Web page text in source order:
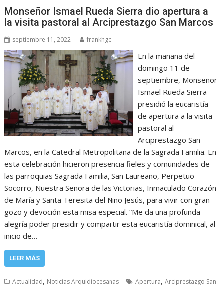
Monseñor Ismael Rueda Sierra dio apertura a
la visita pastoral al Arciprestazgo San Marcos
septiembre 11, 2022 frankhgc
En la mañana del
domingo 11 de
septiembre, Monseñor
Ismael Rueda Sierra
presidió la eucaristía
de apertura a la visita
pastoral al
Arciprestazgo San
Marcos, en la Catedral Metropolitana de la Sagrada Familia. En
esta celebración hicieron presencia fieles y comunidades de
las parroquias Sagrada Familia, San Laureano, Perpetuo
Socorro, Nuestra Señora de las Victorias, Inmaculado Corazón
de María y Santa Teresita del Niño Jesús, para vivir con gran
gozo y devoción esta misa especial. “Me da una profunda
alegría poder presidir y compartir esta eucaristía dominical, al
inicio de…
LEER MÁS
Actualidad, Noticias Arquidiocesanas Apertura,Arciprestazgo San